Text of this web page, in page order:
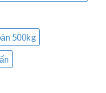
500kg